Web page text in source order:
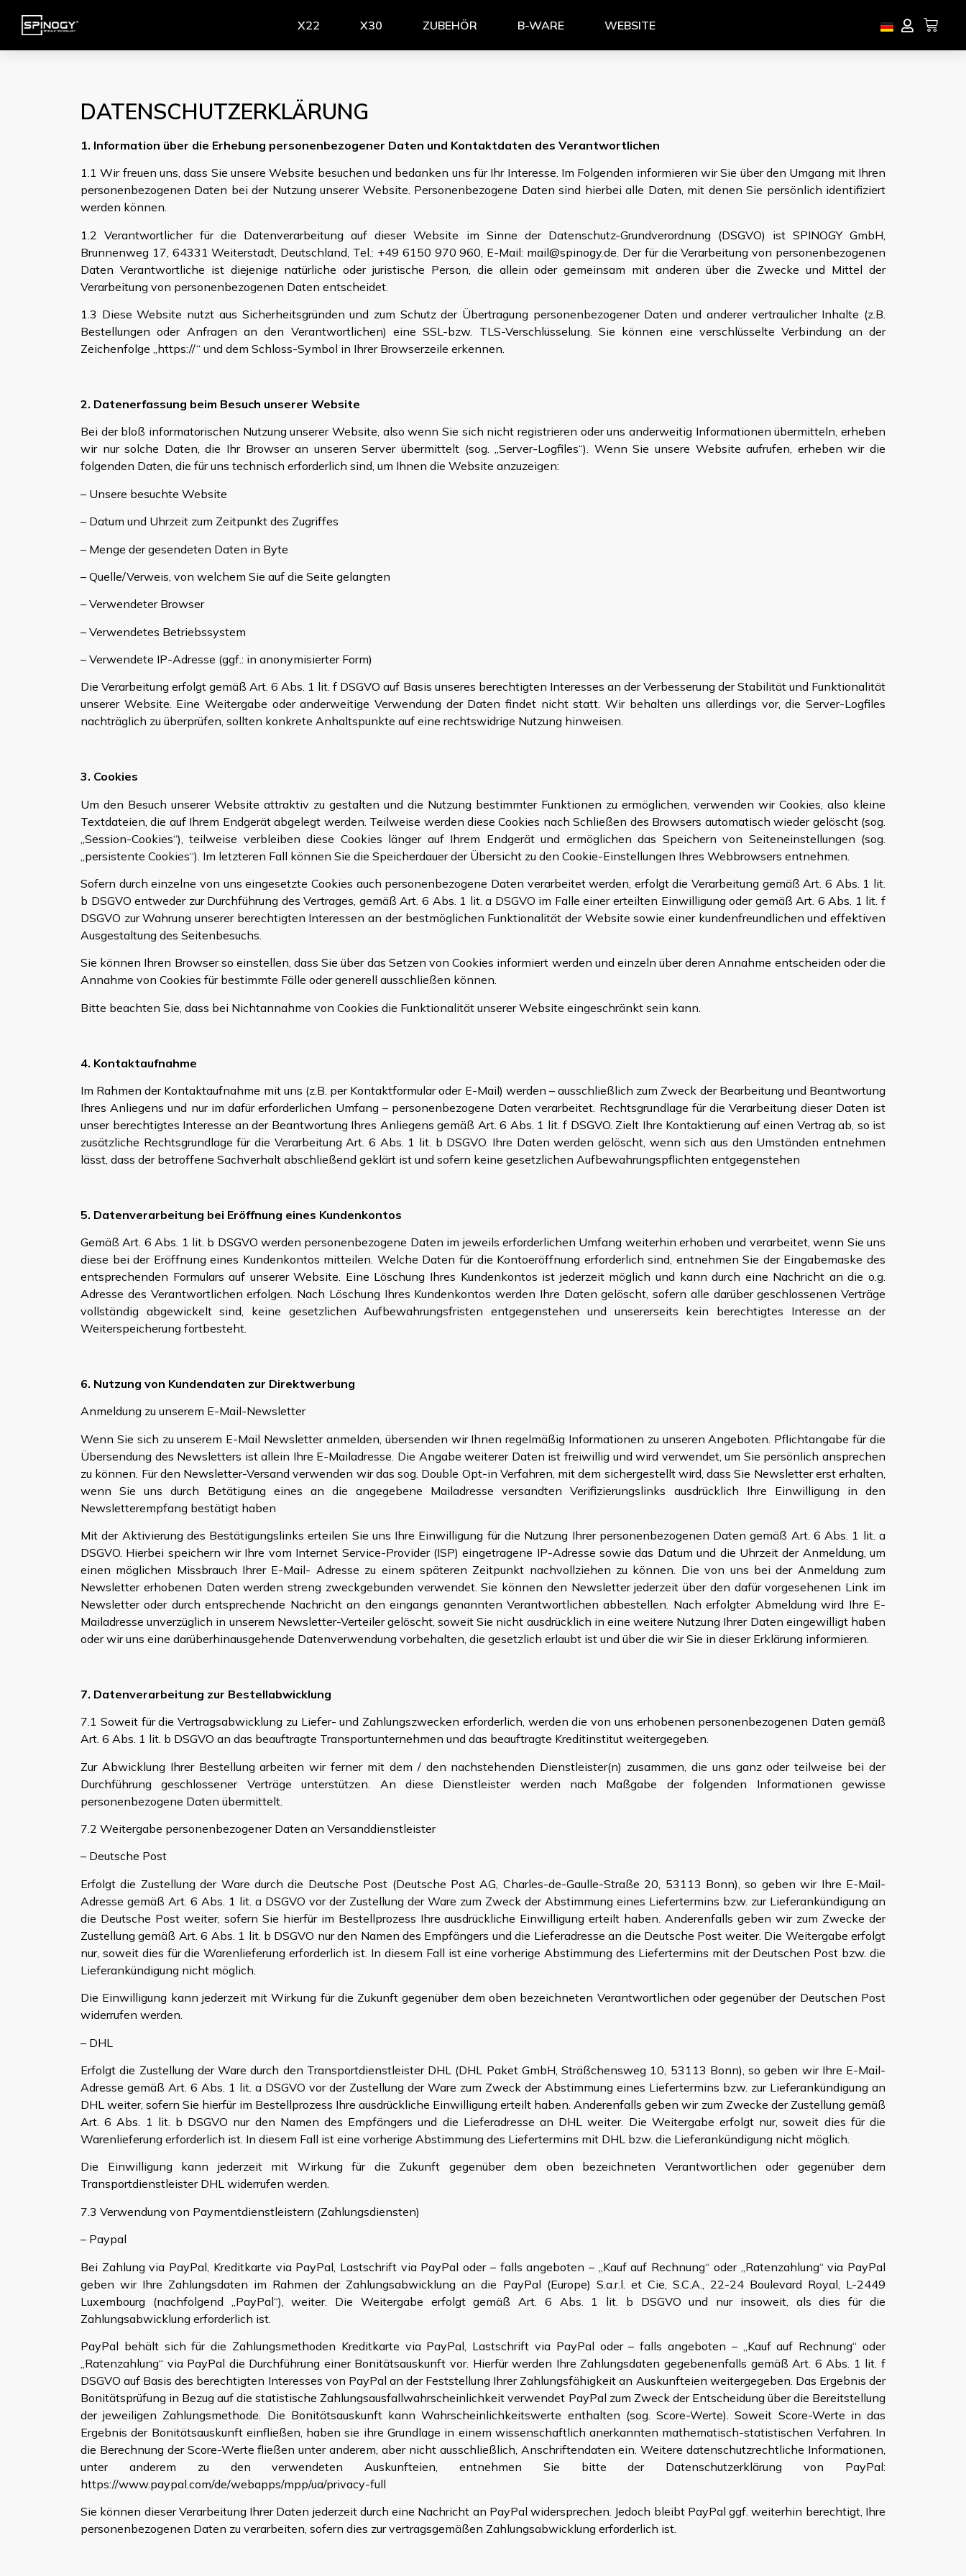
X22 X30 ZUBEHÖR B-WARE WEBSITE
DATENSCHUTZERKLÄRUNG
1. Information über die Erhebung personenbezogener Daten und Kontaktdaten des Verantwortlichen
1.1 Wir freuen uns, dass Sie unsere Website besuchen und bedanken uns für Ihr Interesse. Im Folgenden informieren wir Sie über den Umgang mit Ihren
personenbezogenen Daten bei der Nutzung unserer Website. Personenbezogene Daten sind hierbei alle Daten, mit denen Sie persönlich identifiziert
werden können.
1.2 Verantwortlicher für die Datenverarbeitung auf dieser Website im Sinne der Datenschutz-Grundverordnung (DSGVO) ist SPINOGY GmbH,
Brunnenweg 17, 64331 Weiterstadt, Deutschland, Tel.: +49 6150 970 960, E-Mail: mail@spinogy.de. Der für die Verarbeitung von personenbezogenen
Daten Verantwortliche ist diejenige natürliche oder juristische Person, die allein oder gemeinsam mit anderen über die Zwecke und Mittel der
Verarbeitung von personenbezogenen Daten entscheidet.
1.3 Diese Website nutzt aus Sicherheitsgründen und zum Schutz der Übertragung personenbezogener Daten und anderer vertraulicher Inhalte (z.B.
Bestellungen oder Anfragen an den Verantwortlichen) eine SSL-bzw. TLS-Verschlüsselung. Sie können eine verschlüsselte Verbindung an der
Zeichenfolge „https://“ und dem Schloss-Symbol in Ihrer Browserzeile erkennen.
2. Datenerfassung beim Besuch unserer Website
Bei der bloß informatorischen Nutzung unserer Website, also wenn Sie sich nicht registrieren oder uns anderweitig Informationen übermitteln, erheben
wir nur solche Daten, die Ihr Browser an unseren Server übermittelt (sog. „Server-Logfiles“). Wenn Sie unsere Website aufrufen, erheben wir die
folgenden Daten, die für uns technisch erforderlich sind, um Ihnen die Website anzuzeigen:
– Unsere besuchte Website
– Datum und Uhrzeit zum Zeitpunkt des Zugriffes
– Menge der gesendeten Daten in Byte
– Quelle/Verweis, von welchem Sie auf die Seite gelangten
– Verwendeter Browser
– Verwendetes Betriebssystem
– Verwendete IP-Adresse (ggf.: in anonymisierter Form)
Die Verarbeitung erfolgt gemäß Art. 6 Abs. 1 lit. f DSGVO auf Basis unseres berechtigten Interesses an der Verbesserung der Stabilität und Funktionalität
unserer Website. Eine Weitergabe oder anderweitige Verwendung der Daten findet nicht statt. Wir behalten uns allerdings vor, die Server-Logfiles
nachträglich zu überprüfen, sollten konkrete Anhaltspunkte auf eine rechtswidrige Nutzung hinweisen.
3. Cookies
Um den Besuch unserer Website attraktiv zu gestalten und die Nutzung bestimmter Funktionen zu ermöglichen, verwenden wir Cookies, also kleine
Textdateien, die auf Ihrem Endgerät abgelegt werden. Teilweise werden diese Cookies nach Schließen des Browsers automatisch wieder gelöscht (sog.
„Session-Cookies“), teilweise verbleiben diese Cookies länger auf Ihrem Endgerät und ermöglichen das Speichern von Seiteneinstellungen (sog.
„persistente Cookies“). Im letzteren Fall können Sie die Speicherdauer der Übersicht zu den Cookie-Einstellungen Ihres Webbrowsers entnehmen.
Sofern durch einzelne von uns eingesetzte Cookies auch personenbezogene Daten verarbeitet werden, erfolgt die Verarbeitung gemäß Art. 6 Abs. 1 lit.
b DSGVO entweder zur Durchführung des Vertrages, gemäß Art. 6 Abs. 1 lit. a DSGVO im Falle einer erteilten Einwilligung oder gemäß Art. 6 Abs. 1 lit. f
DSGVO zur Wahrung unserer berechtigten Interessen an der bestmöglichen Funktionalität der Website sowie einer kundenfreundlichen und effektiven
Ausgestaltung des Seitenbesuchs.
Sie können Ihren Browser so einstellen, dass Sie über das Setzen von Cookies informiert werden und einzeln über deren Annahme entscheiden oder die
Annahme von Cookies für bestimmte Fälle oder generell ausschließen können.
Bitte beachten Sie, dass bei Nichtannahme von Cookies die Funktionalität unserer Website eingeschränkt sein kann.
4. Kontaktaufnahme
Im Rahmen der Kontaktaufnahme mit uns (z.B. per Kontaktformular oder E-Mail) werden – ausschließlich zum Zweck der Bearbeitung und Beantwortung
Ihres Anliegens und nur im dafür erforderlichen Umfang – personenbezogene Daten verarbeitet. Rechtsgrundlage für die Verarbeitung dieser Daten ist
unser berechtigtes Interesse an der Beantwortung Ihres Anliegens gemäß Art. 6 Abs. 1 lit. f DSGVO. Zielt Ihre Kontaktierung auf einen Vertrag ab, so ist
zusätzliche Rechtsgrundlage für die Verarbeitung Art. 6 Abs. 1 lit. b DSGVO. Ihre Daten werden gelöscht, wenn sich aus den Umständen entnehmen
lässt, dass der betroffene Sachverhalt abschließend geklärt ist und sofern keine gesetzlichen Aufbewahrungspflichten entgegenstehen
5. Datenverarbeitung bei Eröffnung eines Kundenkontos
Gemäß Art. 6 Abs. 1 lit. b DSGVO werden personenbezogene Daten im jeweils erforderlichen Umfang weiterhin erhoben und verarbeitet, wenn Sie uns
diese bei der Eröffnung eines Kundenkontos mitteilen. Welche Daten für die Kontoeröffnung erforderlich sind, entnehmen Sie der Eingabemaske des
entsprechenden Formulars auf unserer Website. Eine Löschung Ihres Kundenkontos ist jederzeit möglich und kann durch eine Nachricht an die o.g.
Adresse des Verantwortlichen erfolgen. Nach Löschung Ihres Kundenkontos werden Ihre Daten gelöscht, sofern alle darüber geschlossenen Verträge
vollständig abgewickelt sind, keine gesetzlichen Aufbewahrungsfristen entgegenstehen und unsererseits kein berechtigtes Interesse an der
Weiterspeicherung fortbesteht.
6. Nutzung von Kundendaten zur Direktwerbung
Anmeldung zu unserem E-Mail-Newsletter
Wenn Sie sich zu unserem E-Mail Newsletter anmelden, übersenden wir Ihnen regelmäßig Informationen zu unseren Angeboten. Pflichtangabe für die
Übersendung des Newsletters ist allein Ihre E-Mailadresse. Die Angabe weiterer Daten ist freiwillig und wird verwendet, um Sie persönlich ansprechen
zu können. Für den Newsletter-Versand verwenden wir das sog. Double Opt-in Verfahren, mit dem sichergestellt wird, dass Sie Newsletter erst erhalten,
wenn Sie uns durch Betätigung eines an die angegebene Mailadresse versandten Verifizierungslinks ausdrücklich Ihre Einwilligung in den
Newsletterempfang bestätigt haben
Mit der Aktivierung des Bestätigungslinks erteilen Sie uns Ihre Einwilligung für die Nutzung Ihrer personenbezogenen Daten gemäß Art. 6 Abs. 1 lit. a
DSGVO. Hierbei speichern wir Ihre vom Internet Service-Provider (ISP) eingetragene IP-Adresse sowie das Datum und die Uhrzeit der Anmeldung, um
einen möglichen Missbrauch Ihrer E-Mail- Adresse zu einem späteren Zeitpunkt nachvollziehen zu können. Die von uns bei der Anmeldung zum
Newsletter erhobenen Daten werden streng zweckgebunden verwendet. Sie können den Newsletter jederzeit über den dafür vorgesehenen Link im
Newsletter oder durch entsprechende Nachricht an den eingangs genannten Verantwortlichen abbestellen. Nach erfolgter Abmeldung wird Ihre E-
Mailadresse unverzüglich in unserem Newsletter-Verteiler gelöscht, soweit Sie nicht ausdrücklich in eine weitere Nutzung Ihrer Daten eingewilligt haben
oder wir uns eine darüberhinausgehende Datenverwendung vorbehalten, die gesetzlich erlaubt ist und über die wir Sie in dieser Erklärung informieren.
7. Datenverarbeitung zur Bestellabwicklung
7.1 Soweit für die Vertragsabwicklung zu Liefer- und Zahlungszwecken erforderlich, werden die von uns erhobenen personenbezogenen Daten gemäß
Art. 6 Abs. 1 lit. b DSGVO an das beauftragte Transportunternehmen und das beauftragte Kreditinstitut weitergegeben.
Zur Abwicklung Ihrer Bestellung arbeiten wir ferner mit dem / den nachstehenden Dienstleister(n) zusammen, die uns ganz oder teilweise bei der
Durchführung geschlossener Verträge unterstützen. An diese Dienstleister werden nach Maßgabe der folgenden Informationen gewisse
personenbezogene Daten übermittelt.
7.2 Weitergabe personenbezogener Daten an Versanddienstleister
– Deutsche Post
Erfolgt die Zustellung der Ware durch die Deutsche Post (Deutsche Post AG, Charles-de-Gaulle-Straße 20, 53113 Bonn), so geben wir Ihre E-Mail-
Adresse gemäß Art. 6 Abs. 1 lit. a DSGVO vor der Zustellung der Ware zum Zweck der Abstimmung eines Liefertermins bzw. zur Lieferankündigung an
die Deutsche Post weiter, sofern Sie hierfür im Bestellprozess Ihre ausdrückliche Einwilligung erteilt haben. Anderenfalls geben wir zum Zwecke der
Zustellung gemäß Art. 6 Abs. 1 lit. b DSGVO nur den Namen des Empfängers und die Lieferadresse an die Deutsche Post weiter. Die Weitergabe erfolgt
nur, soweit dies für die Warenlieferung erforderlich ist. In diesem Fall ist eine vorherige Abstimmung des Liefertermins mit der Deutschen Post bzw. die
Lieferankündigung nicht möglich.
Die Einwilligung kann jederzeit mit Wirkung für die Zukunft gegenüber dem oben bezeichneten Verantwortlichen oder gegenüber der Deutschen Post
widerrufen werden.
– DHL
Erfolgt die Zustellung der Ware durch den Transportdienstleister DHL (DHL Paket GmbH, Sträßchensweg 10, 53113 Bonn), so geben wir Ihre E-Mail-
Adresse gemäß Art. 6 Abs. 1 lit. a DSGVO vor der Zustellung der Ware zum Zweck der Abstimmung eines Liefertermins bzw. zur Lieferankündigung an
DHL weiter, sofern Sie hierfür im Bestellprozess Ihre ausdrückliche Einwilligung erteilt haben. Anderenfalls geben wir zum Zwecke der Zustellung gemäß
Art. 6 Abs. 1 lit. b DSGVO nur den Namen des Empfängers und die Lieferadresse an DHL weiter. Die Weitergabe erfolgt nur, soweit dies für die
Warenlieferung erforderlich ist. In diesem Fall ist eine vorherige Abstimmung des Liefertermins mit DHL bzw. die Lieferankündigung nicht möglich.
Die Einwilligung kann jederzeit mit Wirkung für die Zukunft gegenüber dem oben bezeichneten Verantwortlichen oder gegenüber dem
Transportdienstleister DHL widerrufen werden.
7.3 Verwendung von Paymentdienstleistern (Zahlungsdiensten)
– Paypal
Bei Zahlung via PayPal, Kreditkarte via PayPal, Lastschrift via PayPal oder – falls angeboten – „Kauf auf Rechnung“ oder „Ratenzahlung“ via PayPal
geben wir Ihre Zahlungsdaten im Rahmen der Zahlungsabwicklung an die PayPal (Europe) S.a.r.l. et Cie, S.C.A., 22-24 Boulevard Royal, L-2449
Luxembourg (nachfolgend „PayPal“), weiter. Die Weitergabe erfolgt gemäß Art. 6 Abs. 1 lit. b DSGVO und nur insoweit, als dies für die
Zahlungsabwicklung erforderlich ist.
PayPal behält sich für die Zahlungsmethoden Kreditkarte via PayPal, Lastschrift via PayPal oder – falls angeboten – „Kauf auf Rechnung“ oder
„Ratenzahlung“ via PayPal die Durchführung einer Bonitätsauskunft vor. Hierfür werden Ihre Zahlungsdaten gegebenenfalls gemäß Art. 6 Abs. 1 lit. f
DSGVO auf Basis des berechtigten Interesses von PayPal an der Feststellung Ihrer Zahlungsfähigkeit an Auskunfteien weitergegeben. Das Ergebnis der
Bonitätsprüfung in Bezug auf die statistische Zahlungsausfallwahrscheinlichkeit verwendet PayPal zum Zweck der Entscheidung über die Bereitstellung
der jeweiligen Zahlungsmethode. Die Bonitätsauskunft kann Wahrscheinlichkeitswerte enthalten (sog. Score-Werte). Soweit Score-Werte in das
Ergebnis der Bonitätsauskunft einfließen, haben sie ihre Grundlage in einem wissenschaftlich anerkannten mathematisch-statistischen Verfahren. In
die Berechnung der Score-Werte fließen unter anderem, aber nicht ausschließlich, Anschriftendaten ein. Weitere datenschutzrechtliche Informationen,
unter anderem zu den verwendeten Auskunfteien, entnehmen Sie bitte der Datenschutzerklärung von PayPal:
https://www.paypal.com/de/webapps/mpp/ua/privacy-full
Sie können dieser Verarbeitung Ihrer Daten jederzeit durch eine Nachricht an PayPal widersprechen. Jedoch bleibt PayPal ggf. weiterhin berechtigt, Ihre
personenbezogenen Daten zu verarbeiten, sofern dies zur vertragsgemäßen Zahlungsabwicklung erforderlich ist.